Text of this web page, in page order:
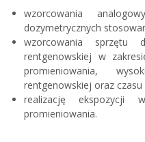
wzorcowania
dozymetrycznych
wzorcowania sprzętu
rentgenowskiej w
promieniowania,
rentgenowskiej oraz czasu
realizację ekspozycji
promieniowania.